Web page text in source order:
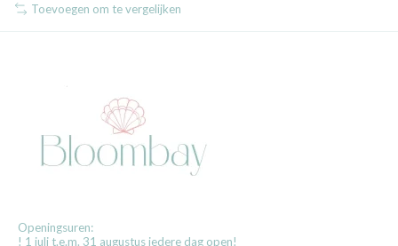
Toevoegen om te vergelijken
Openingsuren:
! 1 juli t.e.m. 31 augustus iedere dag open!